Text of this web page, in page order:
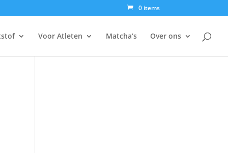
0 items
Voor Atleten Matcha’s Over ons